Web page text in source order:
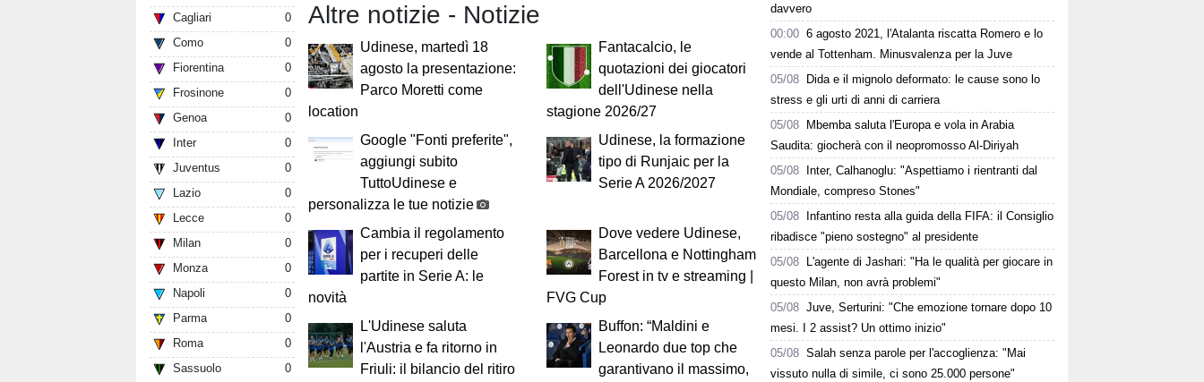
Cagliari
0
Como
0
Fiorentina
0
Frosinone
0
Genoa
0
Inter
0
Juventus
0
Lazio
0
Lecce
0
Milan
0
Monza
0
Napoli
0
Parma
0
Roma
0
Sassuolo
0
Altre notizie - Notizie
Udinese, martedì 18
agosto la presentazione:
Parco Moretti come
location
Fantacalcio, le
quotazioni dei giocatori
dell'Udinese nella
stagione 2026/27
Google "Fonti preferite",
aggiungi subito
TuttoUdinese e
personalizza le tue notizie
Udinese, la formazione
tipo di Runjaic per la
Serie A 2026/2027
Cambia il regolamento
per i recuperi delle
partite in Serie A: le
novità
Dove vedere Udinese,
Barcellona e Nottingham
Forest in tv e streaming |
FVG Cup
L'Udinese saluta
l'Austria e fa ritorno in
Friuli: il bilancio del ritiro
Buffon: “Maldini e
Leonardo due top che
garantivano il massimo,
davvero
00:00 6 agosto 2021, l'Atalanta riscatta Romero e lo
vende al Tottenham. Minusvalenza per la Juve
05/08
Dida e il mignolo deformato: le cause sono lo
stress e gli urti di anni di carriera
05/08
Mbemba saluta l'Europa e vola in Arabia
Saudita: giocherà con il neopromosso Al-Diriyah
05/08
Inter, Calhanoglu: "Aspettiamo i rientranti dal
Mondiale, compreso Stones"
05/08
Infantino resta alla guida della FIFA: il Consiglio
ribadisce "pieno sostegno" al presidente
05/08
L'agente di Jashari: "Ha le qualità per giocare in
questo Milan, non avrà problemi"
05/08 Juve, Serturini: "Che emozione tornare dopo 10
mesi. I 2 assist? Un ottimo inizio"
05/08 Salah senza parole per l'accoglienza: "Mai
vissuto nulla di simile, ci sono 25.000 persone"